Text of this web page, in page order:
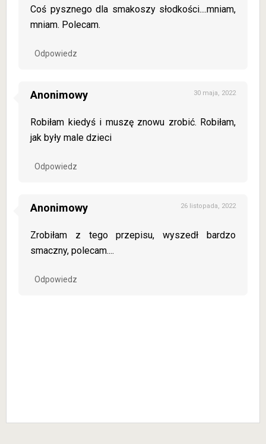
Coś pysznego dla smakoszy słodkości....mniam,
mniam. Polecam.
Odpowiedz
Anonimowy 30 maja, 2022
Robiłam kiedyś i muszę znowu zrobić. Robiłam,
jak były male dzieci
Odpowiedz
Anonimowy 26 listopada, 2022
Zrobiłam z tego przepisu, wyszedł bardzo
smaczny, polecam....
Odpowiedz